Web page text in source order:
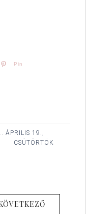
Pin
ÁPRILIS 19.,
CSÜTÖRTÖK